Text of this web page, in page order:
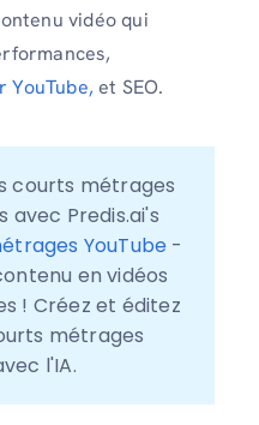
vidéo qui
YouTube, et SEO.
courts métrages
YouTube -
en vidéos
! Créez et éditez
métrages
l'IA.